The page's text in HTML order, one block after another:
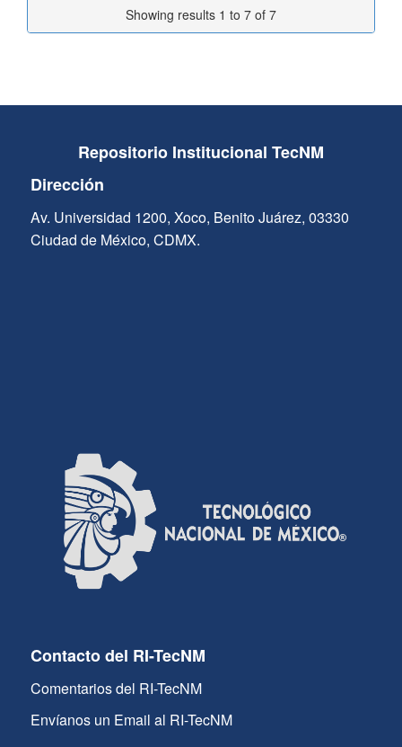
Showing results 1 to 7 of 7
Repositorio Institucional TecNM
Dirección
Av. Universidad 1200, Xoco, Benito Juárez, 03330
Ciudad de México, CDMX.
Contacto del RI-TecNM
Comentarios del RI-TecNM
Envíanos un Email al RI-TecNM